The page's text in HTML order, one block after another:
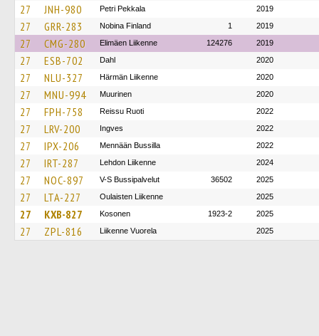
27 JNH-980 Petri Pekkala 2019
27 GRR-283 Nobina Finland 1 2019
27 CMG-280 Elimäen Liikenne 124276 2019
27 ESB-702 Dahl 2020
27 NLU-327 Härmän Liikenne 2020
27 MNU-994 Muurinen 2020
27 FPH-758 Reissu Ruoti 2022
27 LRV-200 Ingves 2022
27 IPX-206 Mennään Bussilla 2022
27 IRT-287 Lehdon Liikenne 2024
27 NOC-897 V-S Bussipalvelut 36502 2025
27 LTA-227 Oulaisten Liikenne 2025
27 KXB-827 Kosonen 1923-2 2025
27 ZPL-816 Liikenne Vuorela 2025